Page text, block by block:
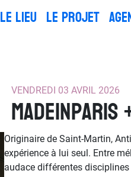
LE LIEU LE PROJET
VENDREDI 03 AVRIL 2026
MadeInParis
Originaire de Saint-Martin,
expérience à lui seul. Entre
audace différentes